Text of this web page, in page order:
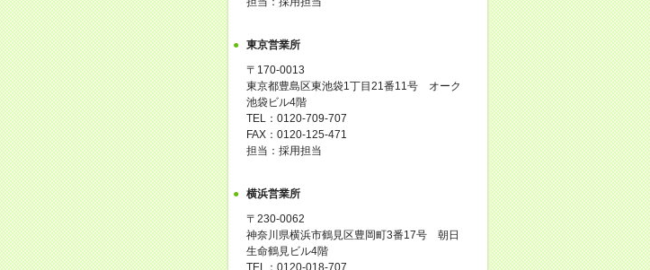
東京営業所
〒170-0013
東京都豊島区東池袋1丁目21番11号 オーク
池袋ビル4階
TEL：0120-709-707
FAX：0120-125-471
担当：採用担当
横浜営業所
〒230-0062
神奈川県横浜市鶴見区豊岡町3番17号 朝日
生命鶴見ビル4階
TEL：0120-018-707